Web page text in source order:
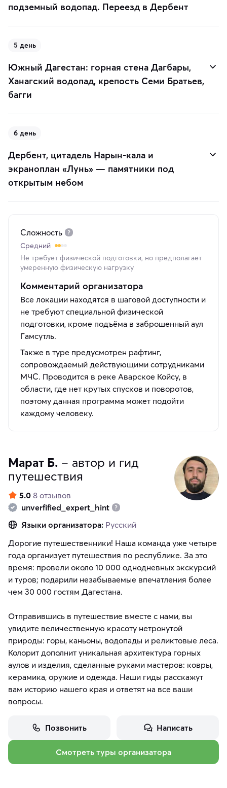
подземный водопад. Переезд в Дербент
5 день
Южный Дагестан: горная стена Дагбары,
Ханагский водопад, крепость Семи Братьев,
багги
6 день
Дербент, цитадель Нарын-кала и
экраноплан «Лунь» — памятники под
открытым небом
Сложность
Средний
Не требует физической подготовки, но предполагает
умеренную физическую нагрузку
Комментарий организатора
Все локации находятся в шаговой доступности и
не требуют специальной физической
подготовки, кроме подъёма в заброшенный аул
Гамсутль.
Также в туре предусмотрен рафтинг,
сопровождаемый действующими сотрудниками
МЧС. Проводится в реке Аварское Койсу, в
области, где нет крутых спусков и поворотов,
поэтому данная программа может подойти
каждому человеку.
Марат Б. – автор и гид
путешествия
5.0 8 отзывов
unverfified_expert_hint
Языки организатора: Русский
Дорогие путешественники! Наша команда уже четыре
года организует путешествия по республике. За это
время: провели около 10 000 однодневных экскурсий
и туров; подарили незабываемые впечатления более
чем 30 000 гостям Дагестана.
Отправившись в путешествие вместе с нами, вы
увидите величественную красоту нетронутой
природы: горы, каньоны, водопады и реликтовые леса.
Колорит дополнит уникальная архитектура горных
аулов и изделия, сделанные руками мастеров: ковры,
керамика, оружие и одежда. Наши гиды расскажут
вам историю нашего края и ответят на все ваши
вопросы.
Позвонить Написать
Смотреть туры организатора